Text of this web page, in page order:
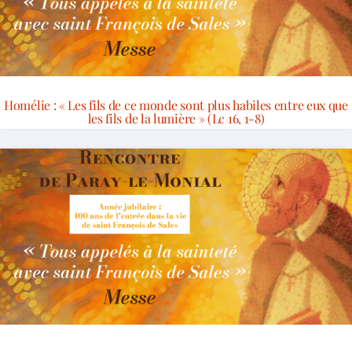
Homélie : « Les fils de ce monde sont plus habiles entre eux que
les fils de la lumière » (Lc 16, 1-8)